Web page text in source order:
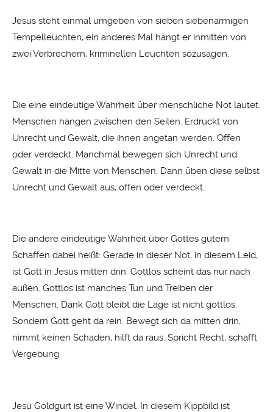
Jesus steht einmal umgeben von sieben siebenarmigen
Tempelleuchten, ein anderes Mal hängt er inmitten von
zwei Verbrechern, kriminellen Leuchten sozusagen.
Die eine eindeutige Wahrheit über menschliche Not lautet:
Menschen hängen zwischen den Seilen. Erdrückt von
Unrecht und Gewalt, die ihnen angetan werden. Offen
oder verdeckt. Manchmal bewegen sich Unrecht und
Gewalt in die Mitte von Menschen. Dann üben diese selbst
Unrecht und Gewalt aus, offen oder verdeckt.
Die andere eindeutige Wahrheit über Gottes gutem
Schaffen dabei heißt: Gerade in dieser Not, in diesem Leid,
ist Gott in Jesus mitten drin. Gottlos scheint das nur nach
außen. Gottlos ist manches Tun und Treiben der
Menschen. Dank Gott bleibt die Lage ist nicht gottlos.
Sondern Gott geht da rein. Bewegt sich da mitten drin,
nimmt keinen Schaden, hilft da raus. Spricht Recht, schafft
Vergebung.
Jesu Goldgurt ist eine Windel. In diesem Kippbild ist